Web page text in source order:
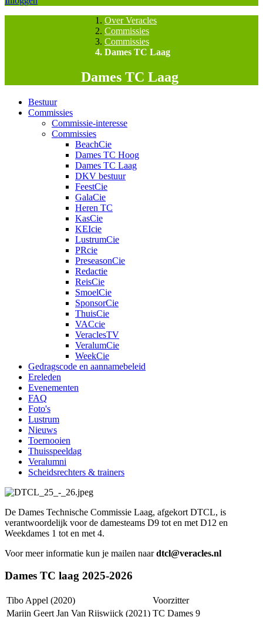
Over Veracles
Commissies
Commissies
Dames TC Laag
Dames TC Laag
Bestuur
Commissies
Commissie-interesse
Commissies
BeachCie
Dames TC Hoog
Dames TC Laag
DKV bestuur
FeestCie
GalaCie
Heren TC
KasCie
KEIcie
LustrumCie
PRcie
PreseasonCie
Redactie
ReisCie
SmoelCie
SponsorCie
ThuisCie
VACcie
VeraclesTV
VeralumCie
WeekCie
Gedragscode en aannamebeleid
Ereleden
Evenementen
FAQ
Foto's
Lustrum
Nieuws
Toernooien
Thuisspeeldag
Veralumni
Scheidsrechters & trainers
De Dames Technische Commissie Laag, afgekort DTCL, is
verantwoordelijk voor de damesteams D9 tot en met D12 en
Weekdames 1 tot en met 4.
Voor meer informatie kun je mailen naardtcl@veracles.nl
Dames TC laag 2025-2026
Tibo Appel (2020)
Voorzitter
Marijn Geert Jan Van Rijswijck (2021) TC Dames 9